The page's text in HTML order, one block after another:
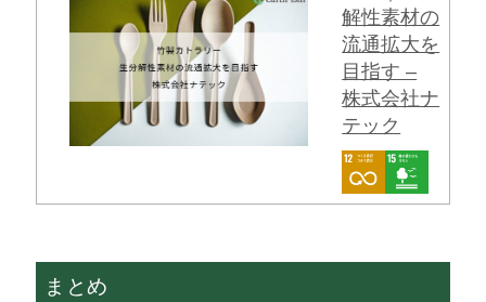
解性素材の
流通拡大を
目指す –
株式会社ナ
テック
まとめ